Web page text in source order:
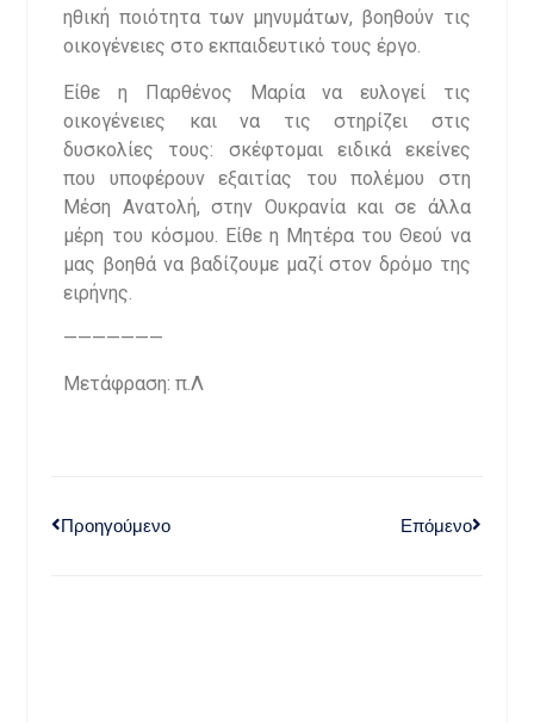
ηθική ποιότητα των μηνυμάτων, βοηθούν τις
οικογένειες στο εκπαιδευτικό τους έργο.
Είθε η Παρθένος Μαρία να ευλογεί τις
οικογένειες και να τις στηρίζει στις
δυσκολίες τους: σκέφτομαι ειδικά εκείνες
που υποφέρουν εξαιτίας του πολέμου στη
Μέση Ανατολή, στην Ουκρανία και σε άλλα
μέρη του κόσμου. Είθε η Μητέρα του Θεού να
μας βοηθά να βαδίζουμε μαζί στον δρόμο της
ειρήνης.
———————
Μετάφραση: π.Λ
Προηγούμενο Επόμενο